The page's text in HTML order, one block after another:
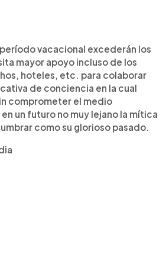
vacacional excederán los
mayor apoyo incluso de los
hoteles, etc. para colaborar
de conciencia en la cual
comprometer el medio
un futuro no muy lejano la mítica
como su glorioso pasado.